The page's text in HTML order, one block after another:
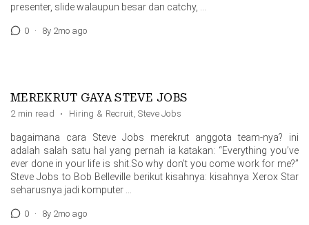
presenter, slide walaupun besar dan catchy, …
0 · 8y 2mo ago
MEREKRUT GAYA STEVE JOBS
2 min read · Hiring & Recruit,Steve Jobs
bagaimana cara Steve Jobs merekrut anggota team-nya? ini
adalah salah satu hal yang pernah ia katakan: “Everything you’ve
ever done in your life is shit.So why don’t you come work for me?”
Steve Jobs to Bob Belleville berikut kisahnya: kisahnya Xerox Star
seharusnya jadi komputer …
0 · 8y 2mo ago